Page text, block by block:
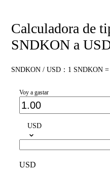
Calculadora de
SNDKON a
SNDKON / USD：1 SNDKON
Voy a gastar
USD
USD